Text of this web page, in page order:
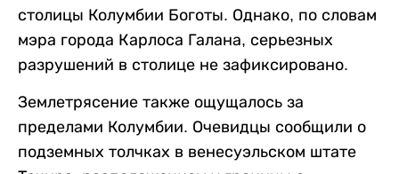
столицы Колумбии Боготы. Однако, по словам
мэра города Карлоса Галана, серьезных
разрушений в столице не зафиксировано.
Землетрясение также ощущалось за
пределами Колумбии. Очевидцы сообщили о
подземных толчках в венесуэльском штате